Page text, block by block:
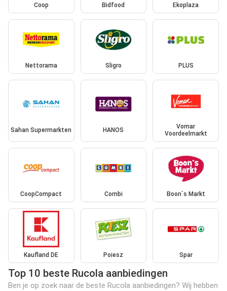
Coop Bidfood Ekoplaza
Nettorama Sligro PLUS
Sahan Supermarkten HANOS
Vomar
Voordeelmarkt
CoopCompact Combi Boon`s Markt
Kaufland DE Poiesz Spar
Top 10 beste Rucola aanbiedingen
Ben je op zoek naar de beste Rucola aanbiedingen? Wij hebben